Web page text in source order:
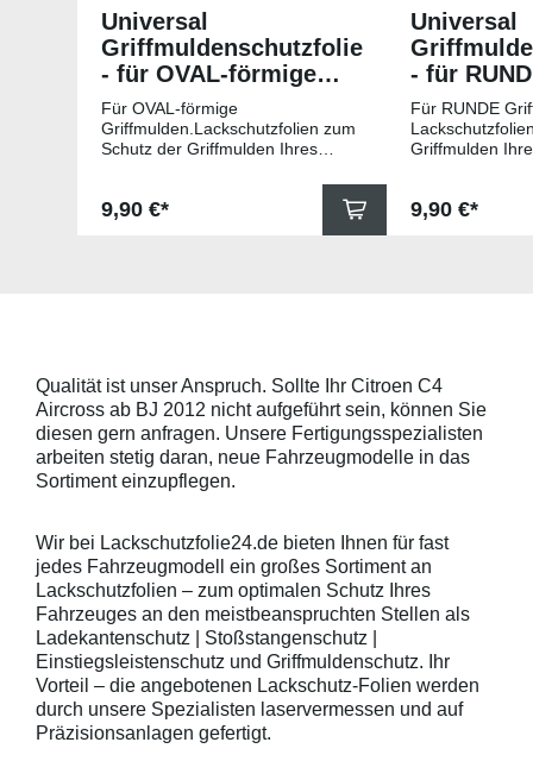
Universal
Griffmuldenschutzfolie
- für OVAL-förmige
Griffmulden
Für OVAL-förmige
Griffmulden.Lackschutzfolien zum
Schutz der Griffmulden Ihres
Schutzfolie gegen Kratzer in den
Griffmulden. Die Pads sind 78mm
beigelegter Anleitung) benetzen,
diese danach auflegen und mittig
anstreichen - anschließend die
Lackschutzfolie mittels Fön
erwärmen und von der Mitte
heraus in alle Richtungen
kontaktieren Sie uns bitte
telefonisch. Lieferumfang
transparente Lackschutzfolie 5
Stück Lackschutzpads für 5
Griffmulden / Griffschalen
Merkmale Spezielle Vinylfolie mit
bestmöglichem Schutz gegen
Kratzer und Abrieb Bestens
geeignet zum Schutz von
Fahrzeugkarosserien gegen
mechanische Einwirkung am
Regulärer Preis:
9,90 €*
Universal
- für
Für RUNDE
Griffmulden
Die Pads sind
Schutzpads
sollten die
Griffmulden
Aussenrändern
Folie mit
beigelegter
diese danach
anstreichen -
Lackschutzfolie
heraus in alle
ausstreichen.
kontaktieren
telefonisch.
Regulärer
9,90 €*
Qualität ist unser Anspruch. Sollte Ihr Citroen C4
Aircross ab BJ 2012 nicht aufgeführt sein, können Sie
diesen gern anfragen. Unsere Fertigungsspezialisten
arbeiten stetig daran, neue Fahrzeugmodelle in das
Sortiment einzupflegen.
Wir bei Lackschutzfolie24.de bieten Ihnen für fast
jedes Fahrzeugmodell ein großes Sortiment an
Lackschutzfolien – zum optimalen Schutz Ihres
Fahrzeuges an den meistbeanspruchten Stellen als
Ladekantenschutz | Stoßstangenschutz |
Einstiegsleistenschutz und Griffmuldenschutz. Ihr
Vorteil – die angebotenen Lackschutz-Folien werden
durch unsere Spezialisten laservermessen und auf
Präzisionsanlagen gefertigt.